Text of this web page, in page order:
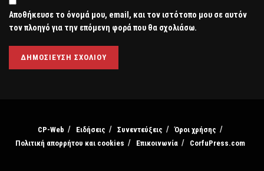
Αποθήκευσε το όνομά μου, email, και τον ιστότοπο μου σε αυτόν
τον πλοηγό για την επόμενη φορά που θα σχολιάσω.
CP-Web Ειδήσεις Συνεντεύξεις
Όροι χρήσης
Πολιτική απορρήτου και cookies
Επικοινωνία CorfuPress.com